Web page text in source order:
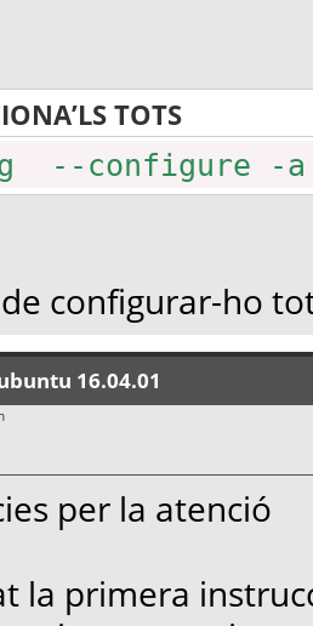
TOTS
--configure -a
configurar-ho
16.04.01
per la atenció
la primera